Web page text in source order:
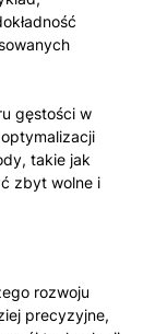
gęstości w
takie jak
zbyt wolne i
rozwoju
precyzyjne,